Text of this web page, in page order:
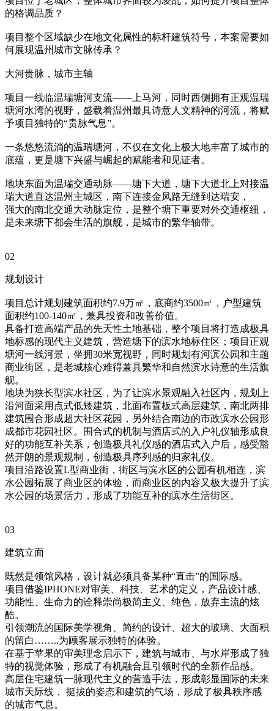
的格调品质？
项目整个区域缺少在地文化属性的标杆建筑符号，本案需要如
何展现温州城市文脉传承？
大河贵脉，城市主轴
项目一线临温瑞塘河支流——上马河，同时西侧拥有正观温瑞
塘河水湾的视野，盛载着温州最具诗意人文精神的河流，将赋
予项目独特的“贵脉气息”。
一条悠悠流淌的温瑞塘河，不仅在文化上极大地丰富了城市的
底蕴，更是塘下兴盛与崛起的赋能者和见证者。
地块东面为温瑞交通动脉——塘下大道，塘下大道北上对接温
瑞大道直达温州主城区，南下连接金凤路无缝到达瑞安，
强大的南北交通大动脉定位，是整个塘下重要对外交通枢纽，
是未来塘下都会生活的旗舰，是城市的繁华轴带。
02
规划设计
项目总计规划建筑面积约7.9万㎡，底商约3500㎡，户型建筑
面积约100-140㎡，兼具投资和改善价值。
具备打造高端产品的先天性土地基础，整个项目将打造成极具
地标感的现代主义建筑，营造塘下的滨水地标住区；项目正观
塘河一线河景，坐拥30米宽视野，同时规划有河滨公园和主题
商业街区，是老城核心难得兼具繁华和自然滨水诗意的生活旗
舰。
地块为狭长型滨水社区，为了让滨水景观融入社区内，规划上
沿河面采用点式低矮建筑，北面布置板式高层建筑，南北两排
建筑围合形成超大社区花园，另外结合南边的市政滨水公园形
成都市花园社区。围合式的机制与酒店式的入户礼仪轴形成良
好的功能互补关系，创造极具礼仪感的酒店式入户后，感受豁
然开朗的景观规制，创造极具序列感的归家礼仪。
项目沿路设置L型商业街，街区与滨水区的公园有机相连，滨
水公园拓展了商业区的体验，而商业区的内容又极大提升了滨
水公园的场景活力，形成了功能互补的滨水生活街区。
03
建筑立面
既然是领馆风格，设计就必须具备某种“直击”的国际感。
项目借鉴IPHONE对审美、科技、艺术的定义，产品设计感、
功能性、生命力的诠释崇尚极简主义、纯色，放弃主流的炫
酷。
引领潮流的国际美学视角、简约的设计、超大的玻璃、大面积
的留白……..为顾客展示独特的体验。
在基于苹果的审美理念启示下，建筑与城市、与水岸形成了独
特的视觉体验，形成了有机融合且引领时代的全新作品感。
高层住宅建筑一脉现代主义的营造手法，形成彰显国际的未来
城市天际线， 挺拔的姿态和建筑的气场，形成了极具秩序感
的城市气息。